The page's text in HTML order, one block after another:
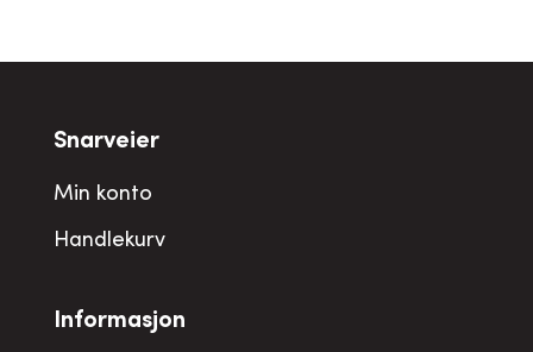
Snarveier
Min konto
Handlekurv
Informasjon